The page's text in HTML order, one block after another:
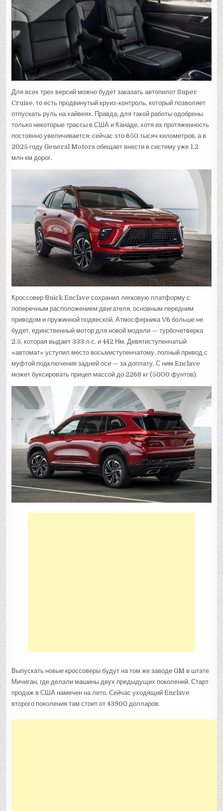
Для всех трех версий можно будет заказать автопилот Super
Cruise, то есть продвинутый круиз-контроль, который позволяет
отпускать руль на хайвеях. Правда, для такой работы одобрены
только некоторые трассы в США и Канаде, хотя их протяженность
постоянно увеличивается: сейчас это 650 тысяч километров, а в
2025 году General Motors обещает внести в систему уже 1,2
млн км дорог.
Кроссовер Buick Enclave сохранил легковую платформу с
поперечным расположением двигателя, основным передним
приводом и пружинной подвеской. Атмосферника V6 больше не
будет, единственный мотор для новой модели — турбочетверка
2.5, которая выдает 333 л.с. и 442 Нм. Девятиступенчатый
«автомат» уступил место восьмиступенчатому, полный привод с
муфтой подключения задней оси — за доплату. С ним Enclave
может буксировать прицеп массой до 2268 кг (5000 фунтов).
Выпускать новые кроссоверы будут на том же заводе GM в штате
Мичиган, где делали машины двух предыдущих поколений. Старт
продаж в США намечен на лето. Сейчас уходящий Enclave
второго поколения там стоит от 43900 долларов.